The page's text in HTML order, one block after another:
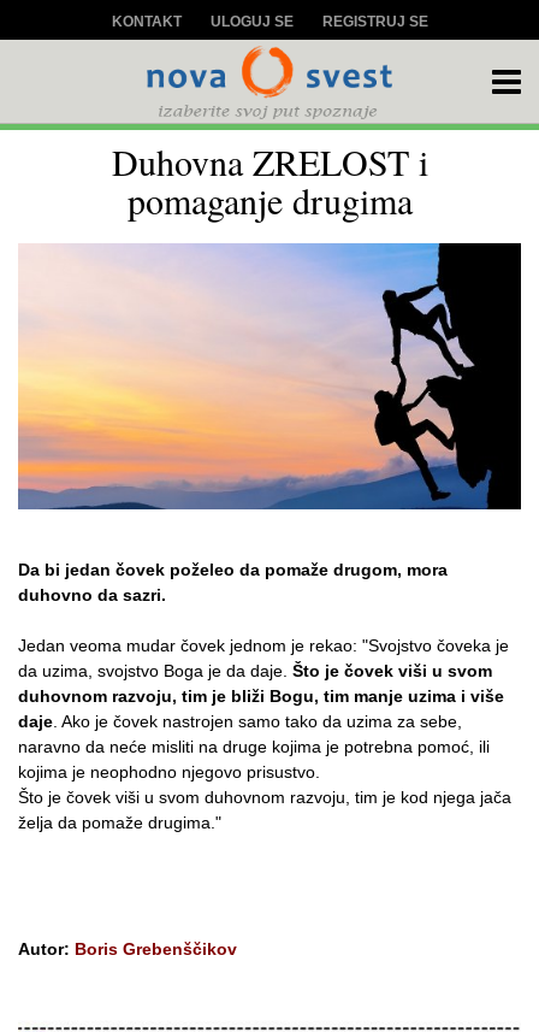
KONTAKT ULOGUJ SE REGISTRUJ SE
Duhovna ZRELOST i
pomaganje drugima
Da bi jedan čovek poželeo da pomaže drugom, mora
duhovno da sazri.
Jedan veoma mudar čovek jednom je rekao: "Svojstvo čoveka je
da uzima, svojstvo Boga je da daje. Što je čovek viši u svom
duhovnom razvoju, tim je bliži Bogu, tim manje uzima i više
daje . Ako je čovek nastrojen samo tako da uzima za sebe,
naravno da neće misliti na druge kojima je potrebna pomoć, ili
kojima je neophodno njegovo prisustvo.
Što je čovek viši u svom duhovnom razvoju, tim je kod njega jača
želja da pomaže drugima."
Autor: Boris Grebenščikov